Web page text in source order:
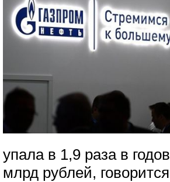
упала в 1,9 раза в
млрд рублей,